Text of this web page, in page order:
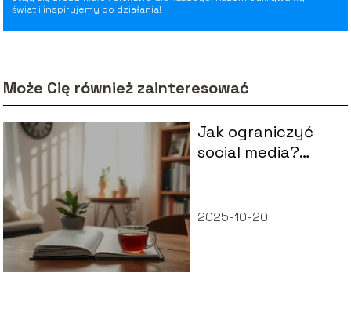
świat i inspirujemy do działania!
Może Cię również zainteresować
Jak ograniczyć
social media?
zdrowie
2025-10-20